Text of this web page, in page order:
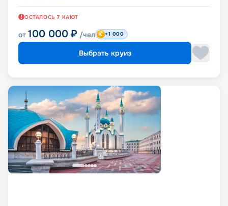
ОСТАЛОСЬ 7 КАЮТ
от 100 000 ₽ /чел +1 000
Выбрать круиз